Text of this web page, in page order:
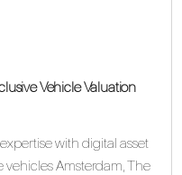
Vehicle Valuation
with digital asset
Amsterdam, The